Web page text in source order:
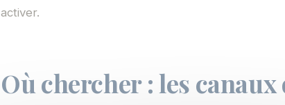
activer.
Où chercher : les